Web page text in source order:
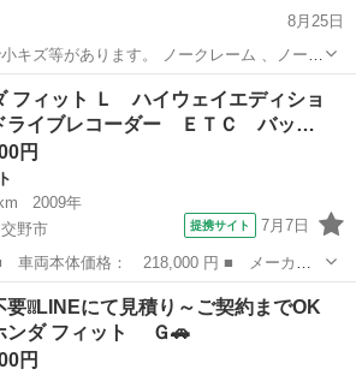
8月25日
キズ等があります。 ノークレーム 、ノーリ
義変更まで金三万を預からせてもらいま
に返金させてもらいます。 🟪 パワステ
インド...
駅 フィット
フィット Ｌ ハイウェイエディショ
イブレコーダー ＥＴＣ バッ…
円
2009年
野市
提携サイト 7月7日
フィット ■ グレード名： Ｌ ハイウ
イブレコーダー ＥＴＣ バックカメラ ナ
ト
❕❕LINEにて見積り～ご契約までOK
ダ フィット Ｇ🚗
円